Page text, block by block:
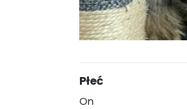
Płeć
On